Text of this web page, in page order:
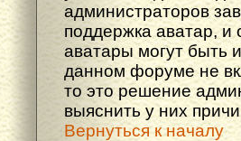
администраторов
поддержка аватар, и
аватары могут быть
данном форуме не
то это решение
выяснить у них
Вернуться к началу